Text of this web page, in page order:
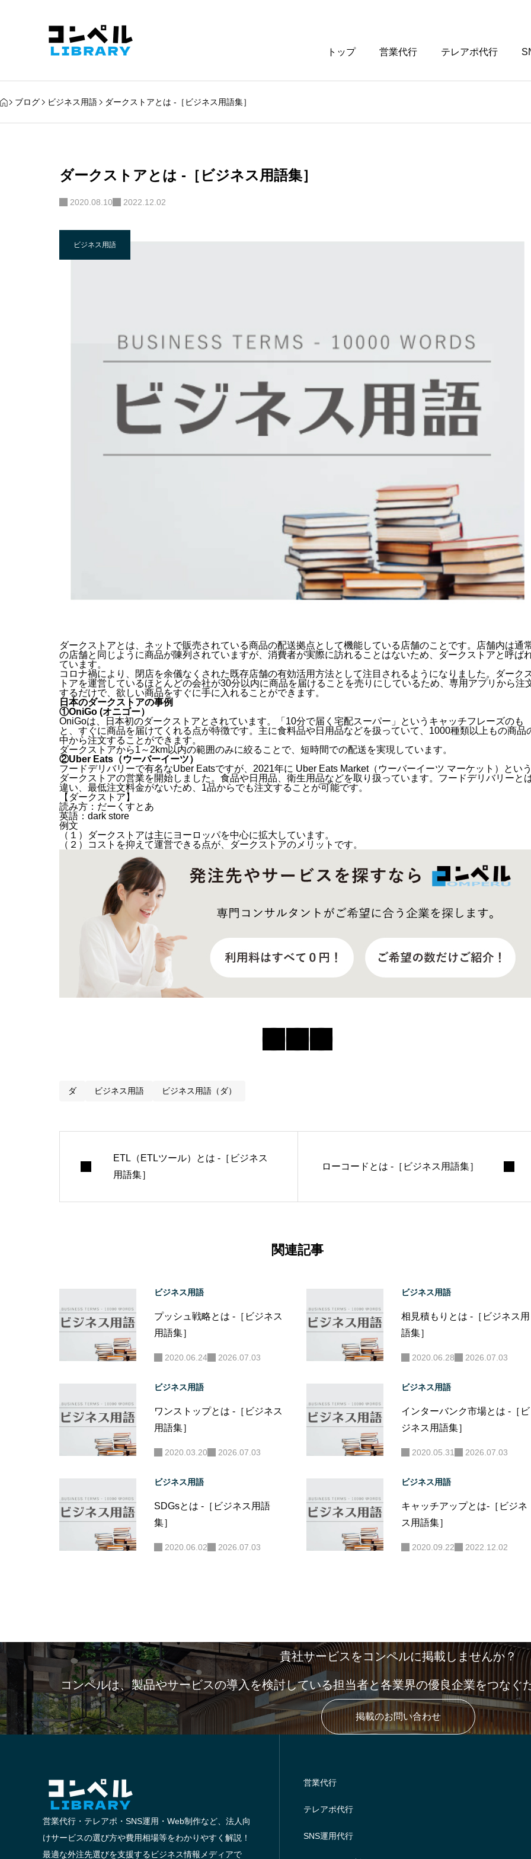
トップ 営業代行 テレアポ代行
ブログ ビジネス用語 ダークストアとは -［ビジネス用語集］
ダークストアとは -［ビジネス用語集］
2020.08.10 2022.12.02
ビジネス用語
ダークストアとは、ネットで販売されている商品の配送拠点として機能している店舗のことです。店舗内は通
の店舗と同じように商品が陳列されていますが、消費者が実際に訪れることはないため、ダークストアと呼ば
ています。
コロナ禍により、閉店を余儀なくされた既存店舗の有効活用方法として注目されるようになりました。ダーク
トアを運営しているほとんどの会社が30分以内に商品を届けることを売りにしているため、専用アプリから注
するだけで、欲しい商品をすぐに手に入れることができます。
日本のダークストアの事例
①OniGo (オニゴー）
OniGoは、日本初のダークストアとされています。「10分で届く宅配スーパー」というキャッチフレーズのも
と、すぐに商品を届けてくれる点が特徴です。主に食料品や日用品などを扱っていて、1000種類以上もの商品
中から注文することができます。
ダークストアから1～2km以内の範囲のみに絞ることで、短時間での配送を実現しています。
②Uber Eats（ウーバーイーツ）
フードデリバリーで有名なUber Eatsですが、2021年に Uber Eats Market（ウーバーイーツ マーケット）という
ダークストアの営業を開始しました。食品や日用品、衛生用品などを取り扱っています。フードデリバリーと
違い、最低注文料金がないため、1品からでも注文することが可能です。
【ダークストア】
読み方：だーくすとあ
英語：dark store
例文
（１）ダークストアは主にヨーロッパを中心に拡大しています。
（２）コストを抑えて運営できる点が、ダークストアのメリットです。
ダ ビジネス用語 ビジネス用語（ダ）
ETL（ETLツール）とは -［ビジネス
用語集］
ローコードとは -［ビジネス用語集］
関連記事
ビジネス用語
プッシュ戦略とは -［ビジネス
用語集］
2020.06.24 2026.07.03
ビジネス用語
相見積もりとは -［ビジネス用
語集］
2020.06.28 2026.07.03
ビジネス用語
ワンストップとは -［ビジネス
用語集］
2020.03.20 2026.07.03
ビジネス用語
インターバンク市場とは -［ビ
ジネス用語集］
2020.05.31 2026.07.03
ビジネス用語
SDGsとは -［ビジネス用語
集］
2020.06.02 2026.07.03
ビジネス用語
キャッチアップとは-［ビジネ
ス用語集］
2020.09.22 2022.12.02
貴社サービスをコンペルに掲載しませんか？
コンペルは、製品やサービスの導入を検討している担当者と各業界の優良企業をつなぐ
掲載のお問い合わせ
営業代行・テレアポ・SNS運用・Web制作など、法人向
けサービスの選び方や費用相場等をわかりやすく解説！
最適な外注先選びを支援するビジネス情報メディアで
営業代行
テレアポ代行
SNS運用代行